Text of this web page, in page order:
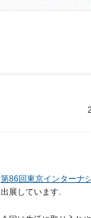
第86回東京インターナ
出展しています.